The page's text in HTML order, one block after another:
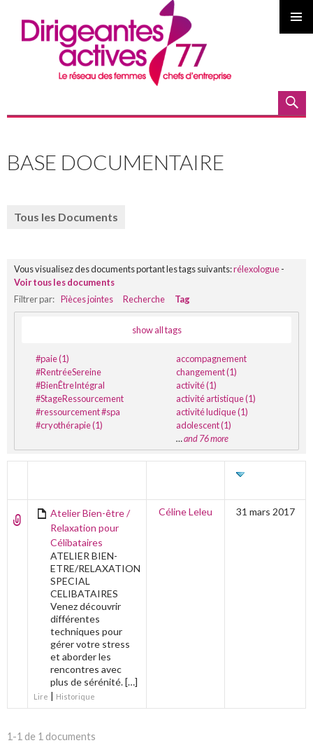
AU
PRINCIPAL
BASE DOCUMENTAIRE
Tous les Documents
Vous visualisez des documents portant les tags suivants:rélexologue-
Voir tous les documents
Filtrer par: Pièces jointes Recherche Tag
show all tags
#paie (1)
#RentréeSereine
#BienÊtreIntégral
#StageRessourcement
#ressourcement #spa
#cryothérapie (1)
accompagnement
changement (1)
activité (1)
activité artistique (1)
activité ludique (1)
adolescent (1)
…and 76 more
Atelier Bien-être /
Relaxation pour
Célibataires
ATELIER BIEN-
ETRE/RELAXATION
SPECIAL
CELIBATAIRES
Venez découvrir
différentes
techniques pour
gérer votre stress
et aborder les
rencontres avec
plus de sérénité. […]
Lire | Historique
Céline Leleu 31 mars 2017
1-1 de 1 documents